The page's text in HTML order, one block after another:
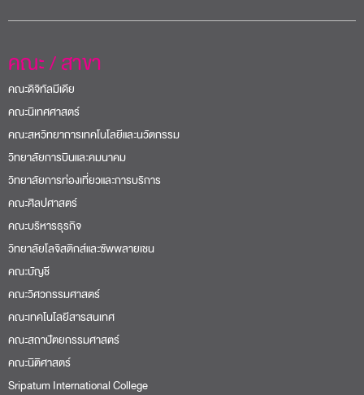
คณะ / สาขา
คณะดิจิทัลมีเดีย
คณะนิเทศศาสตร์
คณะสหวิทยาการเทคโนโลยีและนวัตกรรม
วิทยาลัยการบินและคมนาคม
วิทยาลัยการท่องเที่ยวและการบริการ
คณะศิลปศาสตร์
คณะบริหารธุรกิจ
วิทยาลัยโลจิสติกส์และซัพพลายเชน
คณะบัญชี
คณะวิศวกรรมศาสตร์
คณะเทคโนโลยีสารสนเทศ
คณะสถาปัตยกรรมศาสตร์
คณะนิติศาสตร์
Sripatum International College